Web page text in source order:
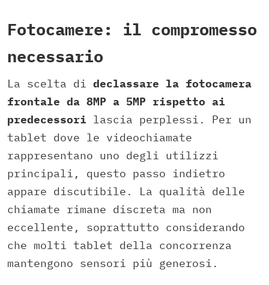
Fotocamere: il compromesso
necessario
La scelta di declassare la fotocamera
frontale da 8MP a 5MP rispetto ai
predecessori lascia perplessi. Per un
tablet dove le videochiamate
rappresentano uno degli utilizzi
principali, questo passo indietro
appare discutibile. La qualità delle
chiamate rimane discreta ma non
eccellente, soprattutto considerando
che molti tablet della concorrenza
mantengono sensori più generosi.